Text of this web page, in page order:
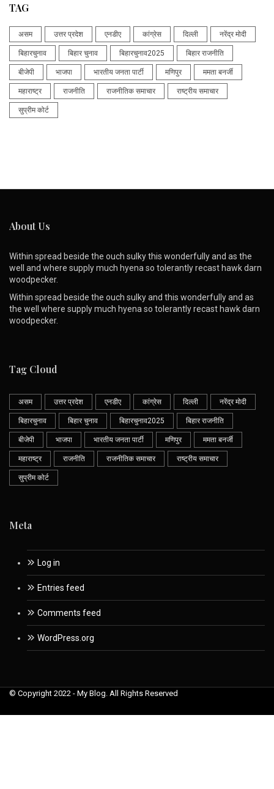
TAG
असम उत्तर प्रदेश एनडीए कांग्रेस दिल्ली नरेंद्र मोदी
बिहारचुनाव बिहार चुनाव बिहारचुनाव2025 बिहार राजनीति
बीजेपी भाजपा भारतीय जनता पार्टी मणिपुर ममता बनर्जी
महाराष्ट्र राजनीति राजनीतिक समाचार राष्ट्रीय समाचार
सुप्रीम कोर्ट
About Us
Within spread beside the ouch sulky this wonderfully and as the
well and where supply much hyena so tolerantly recast hawk darn
woodpecker.
Within spread beside the ouch sulky and this wonderfully and as
the well where supply much hyena so tolerantly recast hawk darn
woodpecker.
Tag Cloud
असम उत्तर प्रदेश एनडीए कांग्रेस दिल्ली नरेंद्र मोदी
बिहारचुनाव बिहार चुनाव बिहारचुनाव2025 बिहार राजनीति
बीजेपी भाजपा भारतीय जनता पार्टी मणिपुर ममता बनर्जी
महाराष्ट्र राजनीति राजनीतिक समाचार राष्ट्रीय समाचार
सुप्रीम कोर्ट
Meta
Log in
Entries feed
Comments feed
WordPress.org
© Copyright 2022 - My Blog. All Rights Reserved